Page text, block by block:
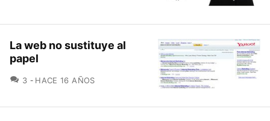
La web no sustituye al
papel
3 COMENTARIOS
HACE 16 AÑOS